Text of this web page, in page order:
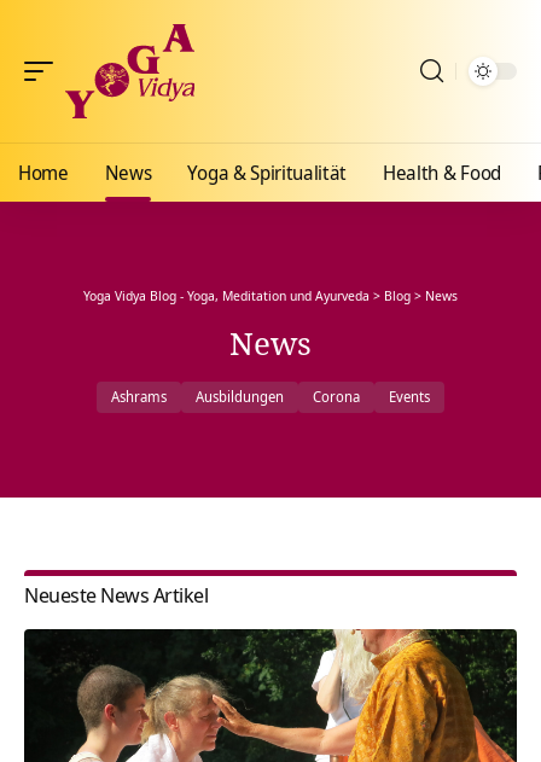
Home News Yoga & Spiritualität Health & Food
Yoga Vidya Blog - Yoga, Meditation und Ayurveda > Blog > News
News
Ashrams Ausbildungen Corona Events
Neueste News Artikel